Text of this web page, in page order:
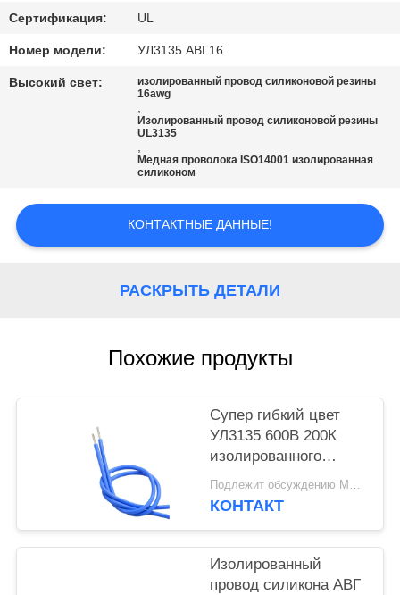
СПРОСИТЕ
ЦИТАТУ
PRIVACY
POLICY
Сертификация: UL
Номер модели: УЛ3135 АВГ16
Высокий свет:
изолированный провод силиконовой резины
16awg
,
Изолированный провод силиконовой резины
UL3135
,
Медная проволока ISO14001 изолированная
силиконом
КОНТАКТНЫЕ ДАННЫЕ!
РАСКРЫТЬ ДЕТАЛИ
Похожие продукты
Супер гибкий цвет
УЛ3135 600В 200К
изолированного
провода и кабеля
силикона голубой
Подлежит обсуждению MOQ:5000 шт
КОНТАКТ
Изолированный
провод силикона АВГ